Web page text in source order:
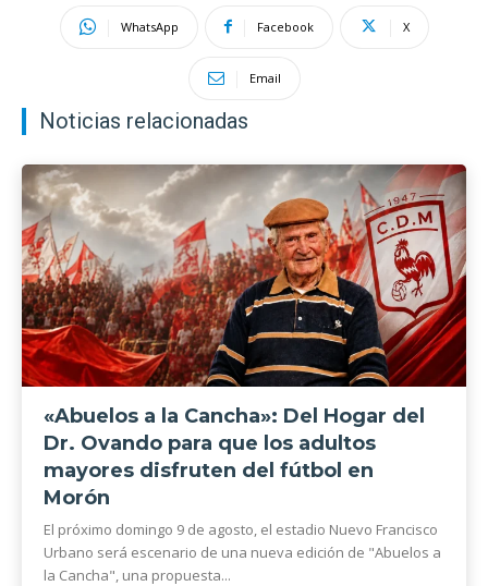
WhatsApp Facebook X
Email
Noticias relacionadas
«Abuelos a la Cancha»: Del Hogar del
Dr. Ovando para que los adultos
mayores disfruten del fútbol en
Morón
El próximo domingo 9 de agosto, el estadio Nuevo Francisco
Urbano será escenario de una nueva edición de "Abuelos a
la Cancha", una propuesta...